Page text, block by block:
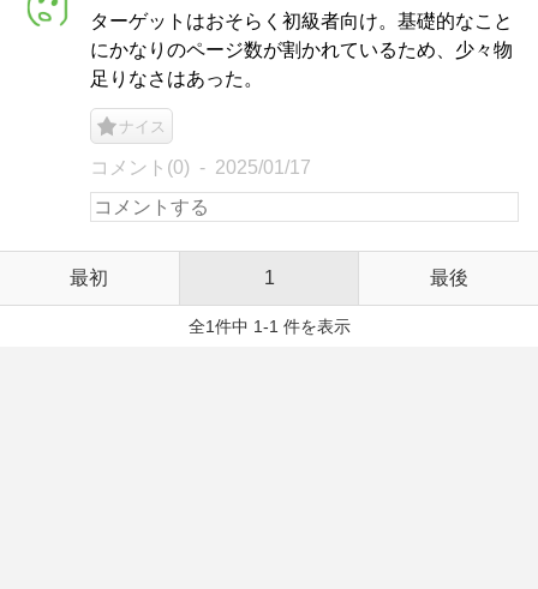
ターゲットはおそらく初級者向け。基礎的なこと
にかなりのページ数が割かれているため、少々物
足りなさはあった。
ナイス
コメント(0) 2025/01/17
最初 1 最後
全1件中 1-1 件を表示